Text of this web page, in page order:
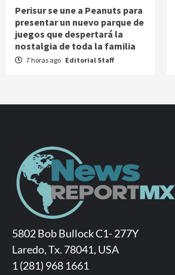
Perisur se une a Peanuts para
presentar un nuevo parque de
juegos que despertará la
nostalgia de toda la familia
7 horas ago Editorial Staff
5802 Bob Bullock C1- 277Y
Laredo, Tx. 78041, USA
1 (281) 968 1661